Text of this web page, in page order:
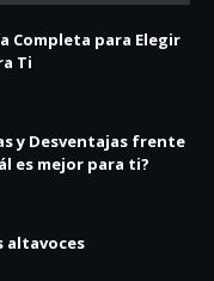
Completa para Elegir
Ti
y Desventajas frente
es mejor para ti?
altavoces